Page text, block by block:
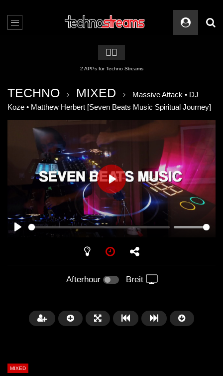
🏳️‍🌈
2 APPs für Techno Streams
TECHNO MIXED
Massive Attack • DJ
Koze • Matthew Herbert [Seven Beats Music Spiritual Journey]
PLAY
Afterhour Breit
MIXED